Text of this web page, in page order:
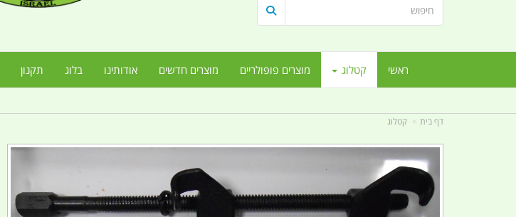
ראשי קטלוג מוצרים פופולריים מוצרים חדשים אודותינו בלוג תקנון
דף בית קטלוג